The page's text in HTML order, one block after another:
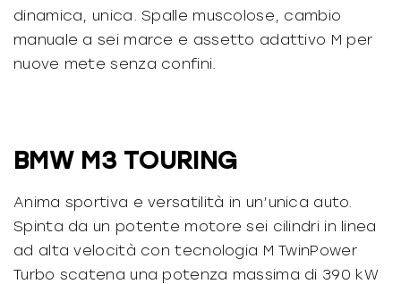
dinamica, unica. Spalle muscolose, cambio
manuale a sei marce e assetto adattivo M per
nuove mete senza confini.
BMW M3 TOURING
Anima sportiva e versatilità in un’unica auto.
Spinta da un potente motore sei cilindri in linea
ad alta velocità con tecnologia M TwinPower
Turbo scatena una potenza massima di 390 kW